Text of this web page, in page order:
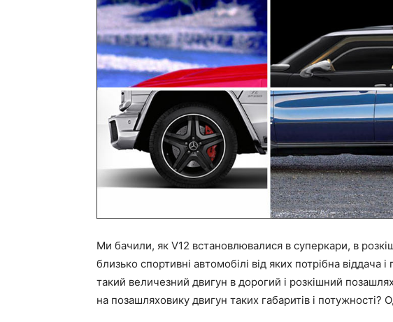
Ми бачили, як V12 встановлювалися в суперкари, в
близько спортивні автомобілі від яких потрібна віддача
такий величезний двигун в дорогий і розкішний
на позашляховику двигун таких габаритів і потужності?